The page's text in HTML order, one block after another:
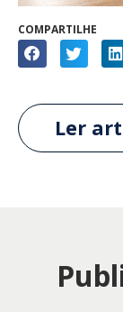
COMPARTILHE
Ler